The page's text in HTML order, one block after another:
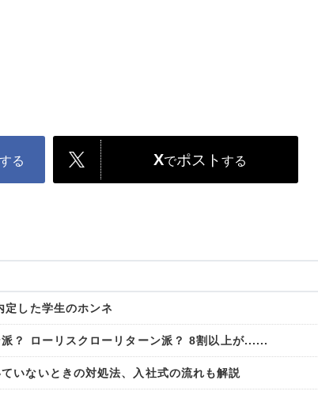
する Xでポスト する
定した学生のホンネ
？ ローリスクローリターン派？ 8割以上が......
いないときの対処法、入社式の流れも解説